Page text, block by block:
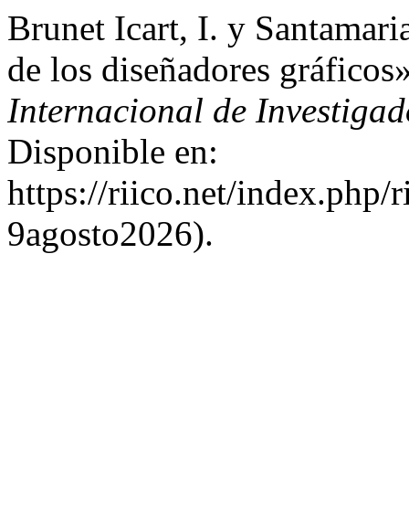
Brunet Icart, I. y
de los diseñadores
Internacional de
Disponible en:
https://riico.net/
9agosto2026).